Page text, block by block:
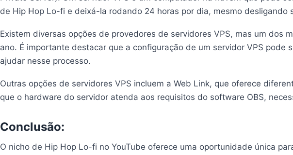
de Hip Hop Lo-fi e deixá-la rodando 24 horas por dia, mesmo desligando
Existem diversas opções de provedores de servidores VPS, mas um dos
ano. É importante destacar que a configuração de um servidor VPS
ajudar nesse processo.
Outras opções de servidores VPS incluem a Web Link, que oferece
que o hardware do servidor atenda aos requisitos do software OBS,
Conclusão:
O nicho de Hip Hop Lo-fi no YouTube oferece uma oportunidade única